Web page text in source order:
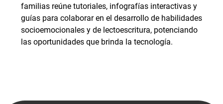
familias reúne tutoriales, infografías interactivas y
guías para colaborar en el desarrollo de habilidades
socioemocionales y de lectoescritura, potenciando
las oportunidades que brinda la tecnología.